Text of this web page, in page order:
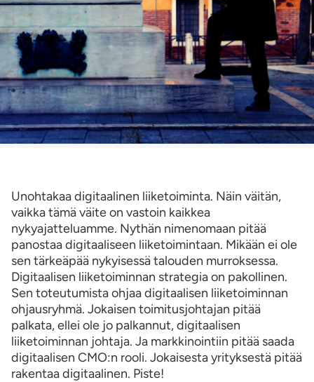
Unohtakaa digitaalinen liiketoiminta. Näin väitän,
vaikka tämä väite on vastoin kaikkea
nykyajatteluamme. Nythän nimenomaan pitää
panostaa digitaaliseen liiketoimintaan. Mikään ei ole
sen tärkeäpää nykyisessä talouden murroksessa.
Digitaalisen liiketoiminnan strategia on pakollinen.
Sen toteutumista ohjaa digitaalisen liiketoiminnan
ohjausryhmä. Jokaisen toimitusjohtajan pitää
palkata, ellei ole jo palkannut, digitaalisen
liiketoiminnan johtaja. Ja markkinointiin pitää saada
digitaalisen CMO:n rooli. Jokaisesta yrityksestä pitää
rakentaa digitaalinen. Piste!